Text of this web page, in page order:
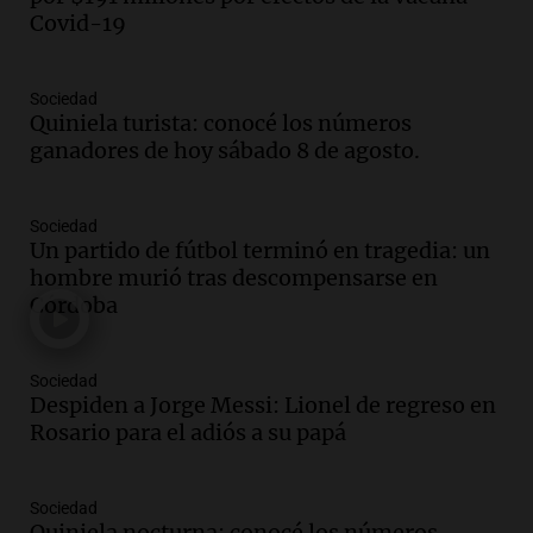
contrato de Leo con Barcelona
Audio.Joan Gaspart: "Sin Jorge, no sé si
Messi hubiera llegado adonde llegó"
Audio.El orgullo y el sueño argentino de
Jorge Messi en una entrevista con Rony
Vargas en 2007
Audio.El abuelo de Agostina Vega, tras
las nuevas detenciones: "En esa casa
Episodios
Covid-19
Sociedad
Quiniela turista: conocé los números
ganadores de hoy sábado 8 de agosto.
Sociedad
Un partido de fútbol terminó en tragedia: un
hombre murió tras descompensarse en
Córdoba
Sociedad
Despiden a Jorge Messi: Lionel de regreso en
Rosario para el adiós a su papá
Sociedad